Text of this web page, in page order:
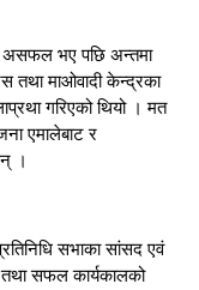
असफल भए पछि अन्तमा
तथा माओवादी केन्द्रका
गरिएको थियो । मत
एमालेबाट र
।
सभाका सांसद एवं
तथा सफल कार्यकालको